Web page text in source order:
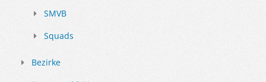
SMVB
Squads
Bezirke